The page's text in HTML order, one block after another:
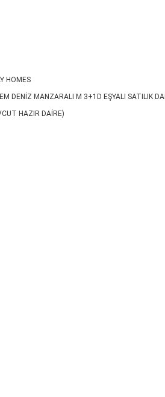
HOMES
DENİZ MANZARALI M 3+1D EŞYALI SATILIK
HAZIR DAİRE)